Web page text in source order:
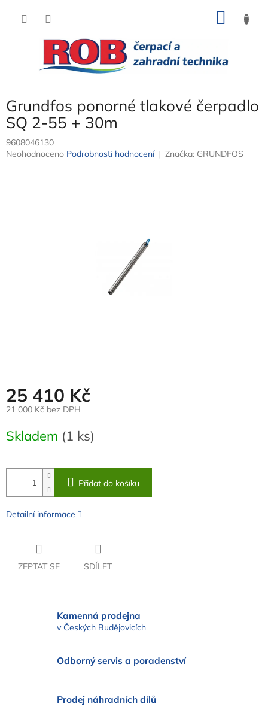
Grundfos ponorné tlakové čerpadlo
SQ 2-55 + 30m
9608046130
Průměrné
Neohodnoceno Podrobnosti hodnocení Značka: GRUNDFOS
25 410 Kč
21 000 Kč bez DPH
cena:
Skladem (1 ks)
Přidat do košíku
Detailní informace
ZEPTAT SE SDÍLET
Kamenná prodejna
v Českých Budějovicích
Odborný servis a poradenství
Prodej náhradních dílů